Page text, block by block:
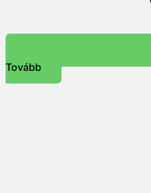
Tovább